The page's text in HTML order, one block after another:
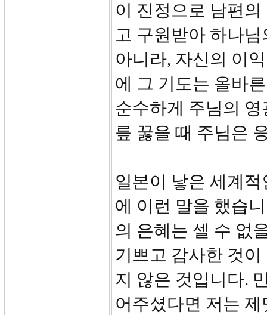
이 진정으로 남편
고 구원받아 하나
아니라, 자신의 이
에 그 기도는 올바
순수하게 주님의
릎 꿇을 때 주님은
일본이 낳은 세계
에 이런 말을 했습
의 은혜는 셀 수 없
기쁘고 감사한 것
지 않은 것입니다.
어주셨다면 저는